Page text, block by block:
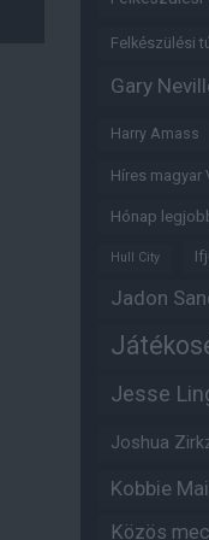
Felkészülési
Gary
Harry Amass
Híres magyar
Hónap
Hull City
Jadon
Jesse
Joshua
Kobbie
Közös